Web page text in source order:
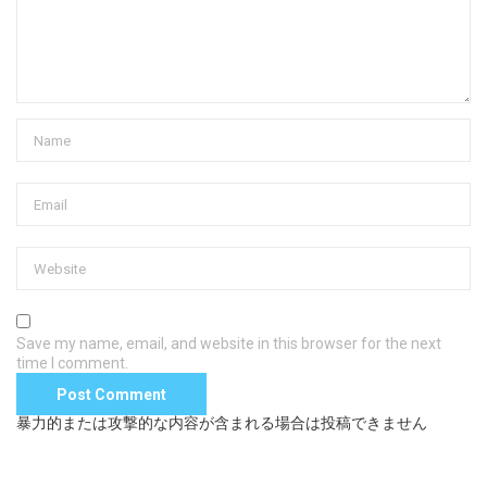
Save my name, email, and website in this browser for the next
time I comment.
暴力的または攻撃的な内容が含まれる場合は投稿できません